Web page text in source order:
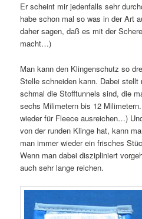
Er scheint mir jedenfalls sehr
habe schon mal so was in der Art
daher sagen, daß es mit der
macht…)
Man kann den Klingenschutz so
Stelle schneiden kann. Dabei stellt
schmal die Stofftunnels sind, die
sechs Milimetern bis 12
wieder für Fleece ausreichen…)
von der runden Klinge hat, kann
man immer wieder ein frisches
Wenn man dabei diszipliniert
auch sehr lange reichen.